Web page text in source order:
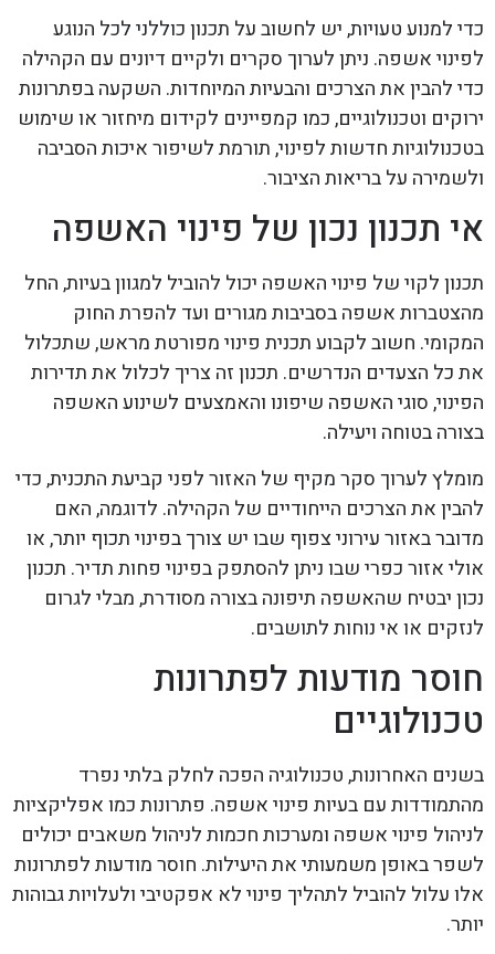
כדי למנוע טעויות, יש לחשוב על תכנון כוללני לכל הנוגע
לפינוי אשפה. ניתן לערוך סקרים ולקיים דיונים עם הקהילה
כדי להבין את הצרכים והבעיות המיוחדות. השקעה בפתרונות
ירוקים וטכנולוגיים, כמו קמפיינים לקידום מיחזור או שימוש
בטכנולוגיות חדשות לפינוי, תורמת לשיפור איכות הסביבה
ולשמירה על בריאות הציבור.
אי תכנון נכון של פינוי האשפה
תכנון לקוי של פינוי האשפה יכול להוביל למגוון בעיות, החל
מהצטברות אשפה בסביבות מגורים ועד להפרת החוק
המקומי. חשוב לקבוע תכנית פינוי מפורטת מראש, שתכלול
את כל הצעדים הנדרשים. תכנון זה צריך לכלול את תדירות
הפינוי, סוגי האשפה שיפונו והאמצעים לשינוע האשפה
בצורה בטוחה ויעילה.
מומלץ לערוך סקר מקיף של האזור לפני קביעת התכנית, כדי
להבין את הצרכים הייחודיים של הקהילה. לדוגמה, האם
מדובר באזור עירוני צפוף שבו יש צורך בפינוי תכוף יותר, או
אולי אזור כפרי שבו ניתן להסתפק בפינוי פחות תדיר. תכנון
נכון יבטיח שהאשפה תיפונה בצורה מסודרת, מבלי לגרום
לנזקים או אי נוחות לתושבים.
חוסר מודעות לפתרונות
טכנולוגיים
בשנים האחרונות, טכנולוגיה הפכה לחלק בלתי נפרד
מהתמודדות עם בעיות פינוי אשפה. פתרונות כמו אפליקציות
לניהול פינוי אשפה ומערכות חכמות לניהול משאבים יכולים
לשפר באופן משמעותי את היעילות. חוסר מודעות לפתרונות
אלו עלול להוביל לתהליך פינוי לא אפקטיבי ולעלויות גבוהות
יותר.